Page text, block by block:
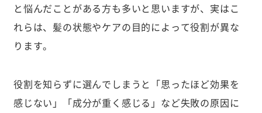
と悩んだことがある方も多いと思いますが、実はこ
れらは、髪の状態やケアの目的によって役割が異な
ります。
役割を知らずに選んでしまうと「思ったほど効果を
感じない」「成分が重く感じる」など失敗の原因に